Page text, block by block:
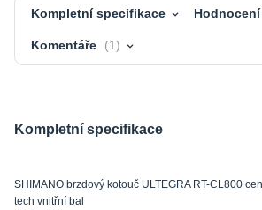
Kompletní specifikace Hodnocení
Komentáře 1
Kompletní specifikace
SHIMANO brzdový kotouč ULTEGRA RT-CL800
tech vnitřní bal